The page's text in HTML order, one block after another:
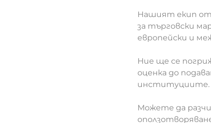
Нашият екип от
за търговски
европейски и
Ние ще се
оценка до
институциите.
Можете да